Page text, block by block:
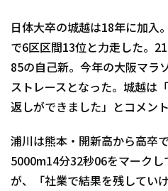
日体大卒の城越は18年に加入
で6区区間13位と力走した。
85の自己新。今年の大阪マラ
ストレースとなった。城越は
返しができました」とコメン
浦川は熊本・開新高から高卒
5000m14分32秒06をマークし
が、「社業で結果を残してい